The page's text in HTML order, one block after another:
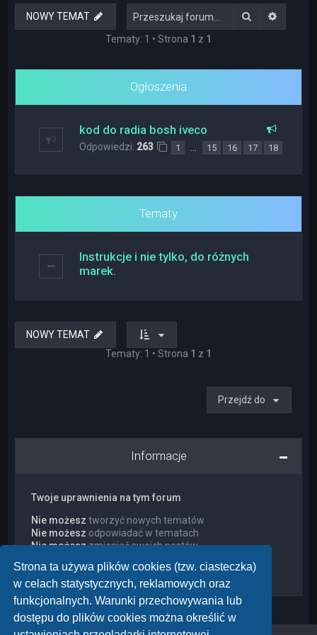
Strona ta używa plików cookies (tzw. ciasteczka)
w celach statystycznych, reklamowych oraz
funkcjonalnych. Warunki przechowywania lub
dostępu do plików cookies można określić w
NOWY TEMAT Szukaj
Tematy: 1 • Strona 1 z 1
Ogłoszenia
kod do radia bosh iveco
Odpowiedzi: 263 1 … 15 16 17 18
Tematy
Instrukcje i nie tylko, do różnych
marek.
NOWY TEMAT
Tematy: 1 • Strona 1 z 1
Przejdź do
Informacje
Twoje uprawnienia na tym forum
Nie możesz tworzyć nowych tematów
Nie możesz odpowiadać w tematach
Nie możeszzmieniać swoich postów
Nie możeszdodawać załączników